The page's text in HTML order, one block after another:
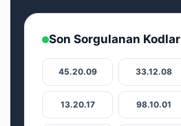
Son Sorgulanan Kodlar
45.20.09 33.12.08
13.20.17 98.10.01